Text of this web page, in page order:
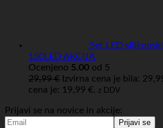
Set LED
150LED AKCIJA
Ocenjeno 5.00 od 5
29,99€ Izvirna cena je bila:
cena je: 19,99 €. z DDV
Prijavi se na novice in akcije: